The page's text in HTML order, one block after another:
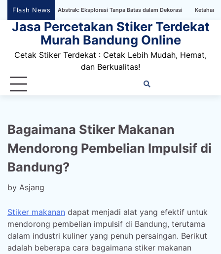
Skip
content
Flash News
Bertema Abstrak: Eksplorasi Tanpa Batas dalam Dekorasi Ketahanan Stiker
Jasa Percetakan Stiker Terdekat
Murah Bandung Online
Cetak Stiker Terdekat : Cetak Lebih Mudah, Hemat,
dan Berkualitas!
Bagaimana Stiker Makanan
Mendorong Pembelian Impulsif di
Bandung?
by Asjang
Stiker makanan dapat menjadi alat yang efektif untuk
mendorong pembelian impulsif di Bandung, terutama
dalam industri kuliner yang penuh persaingan. Berikut
adalah beberapa cara bagaimana stiker makanan